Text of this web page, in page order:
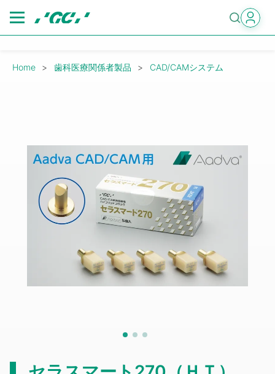
main
Breadcrumb
Home 歯科医療関係者製品 CAD/CAMシステム